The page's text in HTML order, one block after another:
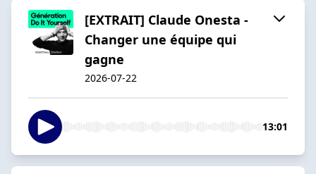
[EXTRAIT] Claude Onesta -
Changer une équipe qui
gagne
2026-07-22
13:01